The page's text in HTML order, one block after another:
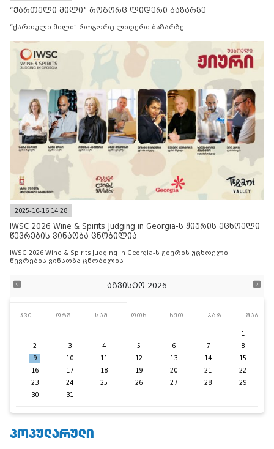
“ქართული მილი” როგორც ლიდერი ბაზარზე
“ქართული მილი” როგორც ლიდერი ბაზარზე
2025-10-16 14:28
IWSC 2026 Wine & Spirits Judging in Georgia-ს ჟიურის უცხოელი
წევრების ვინაობა ცნობილია
IWSC 2026 Wine & Spirits Judging in Georgia-ს ჟიურის უცხოელი
წევრების ვინაობა ცნობილია
აგვისტო 2026
კვი ორშ სამ ოთხ ხუთ პარ შაბ
1
2
3 4 5 6 7
8
9
10 11 12 13 14
15
16
17 18 19 20 21
22
23
24 25 26 27 28
29
30
31
ᲞᲝᲞᲣᲚᲐᲠᲣᲚᲘ